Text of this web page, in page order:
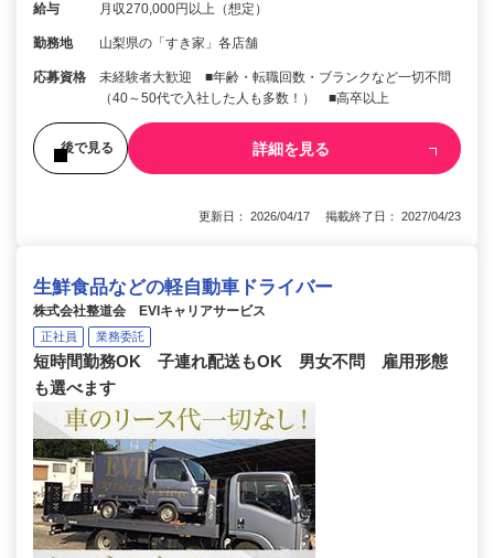
給与 月収270,000円以上（想定）
勤務地 山梨県の「すき家」各店舗
応募資格
未経験者大歓迎 ■年齢・転職回数・ブランクなど一切不問
（40～50代で入社した人も多数！） ■高卒以上
後で見る 詳細を見る
更新日： 2026/04/17 掲載終了日： 2027/04/23
生鮮食品などの軽自動車ドライバー
株式会社整道会 EVIキャリアサービス
正社員 業務委託
短時間勤務OK 子連れ配送もOK 男女不問 雇用形態
も選べます